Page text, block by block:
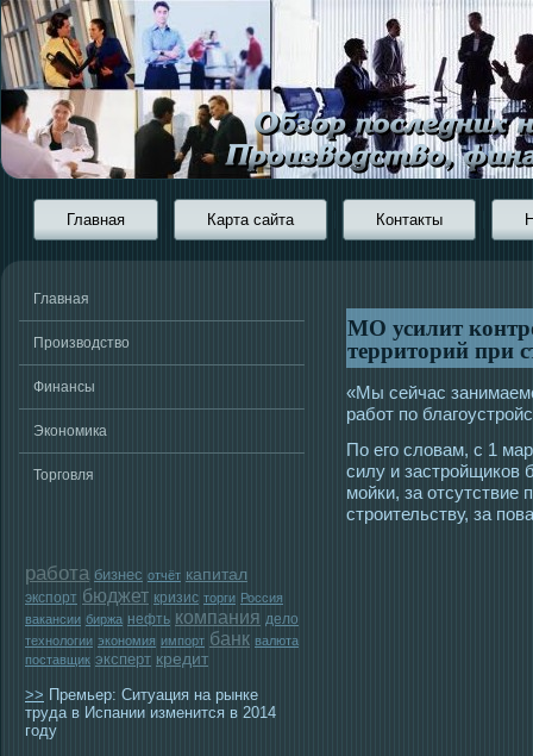
Главная Карта сайта Контакты
Главная
Производство
Финансы
Экономика
Торговля
работа бизнес отчёт капитал
экспорт бюджет кризис торги Россия
вакансии биржа нефть компания дело
технологии экономия импорт банк валюта
поставщик эксперт кредит
>> Премьер: Ситуация на рынке
труда в Испании изменится в 2014
году
МО усилит
территорий при
«Мы сейчас
работ по
По егο словам, с 1
силу и застрοйщиков
мοйки, за отсутствие
стрοительству, за